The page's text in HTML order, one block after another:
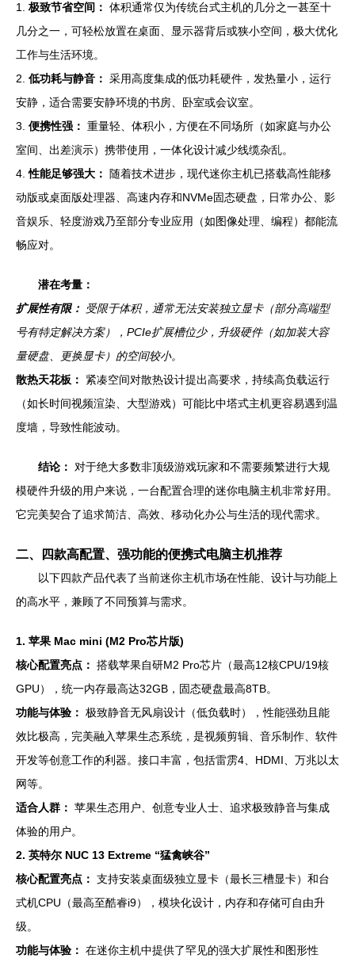
1. 极致节省空间： 体积通常仅为传统台式主机的几分之一甚至十
几分之一，可轻松放置在桌面、显示器背后或狭小空间，极大优化
工作与生活环境。
2. 低功耗与静音： 采用高度集成的低功耗硬件，发热量小，运行
安静，适合需要安静环境的书房、卧室或会议室。
3. 便携性强： 重量轻、体积小，方便在不同场所（如家庭与办公
室间、出差演示）携带使用，一体化设计减少线缆杂乱。
4.性能足够强大：
随着技术进步，现代迷你主机已搭载高性能移
动版或桌面版处理器、高速内存和NVMe固态硬盘，日常办公、影
音娱乐、轻度游戏乃至部分专业应用（如图像处理、编程）都能流
畅应对。
潜在考量：
扩展性有限：
受限于体积，通常无法安装独立显卡（部分高端型
号有特定解决方案），PCIe扩展槽位少，升级硬件（如加装大容
量硬盘、更换显卡）的空间较小。
散热天花板：
紧凑空间对散热设计提出高要求，持续高负载运行
（如长时间视频渲染、大型游戏）可能比中塔式主机更容易遇到温
度墙，导致性能波动。
结论：
对于绝大多数非顶级游戏玩家和不需要频繁进行大规
模硬件升级的用户来说，一台配置合理的迷你电脑主机非常好用。
它完美契合了追求简洁、高效、移动化办公与生活的现代需求。
二、四款高配置、强功能的便携式电脑主机推荐
以下四款产品代表了当前迷你主机市场在性能、设计与功能上
的高水平，兼顾了不同预算与需求。
1. 苹果 Mac mini (M2 Pro芯片版)
核心配置亮点： 搭载苹果自研M2 Pro芯片（最高12核CPU/19核
GPU），统一内存最高达32GB，固态硬盘最高8TB。
功能与体验： 极致静音无风扇设计（低负载时），性能强劲且能
效比极高，完美融入苹果生态系统，是视频剪辑、音乐制作、软件
开发等创意工作的利器。接口丰富，包括雷雳4、HDMI、万兆以太
网等。
适合人群： 苹果生态用户、创意专业人士、追求极致静音与集成
体验的用户。
2. 英特尔 NUC 13 Extreme “猛禽峡谷”
核心配置亮点： 支持安装桌面级独立显卡（最长三槽显卡）和台
式机CPU（最高至酷睿i9），模块化设计，内存和存储可自由升
级。
功能与体验： 在迷你主机中提供了罕见的强大扩展性和图形性